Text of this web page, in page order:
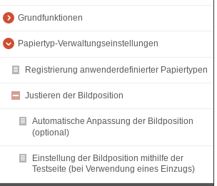
Grundfunktionen
Papiertyp-Verwaltungseinstellungen
Registrierung anwenderdefinierter Papiertypen
Justieren der Bildposition
Automatische Anpassung der Bildposition
(optional)
Einstellung der Bildposition mithilfe der
Testseite (bei Verwendung eines Einzugs)